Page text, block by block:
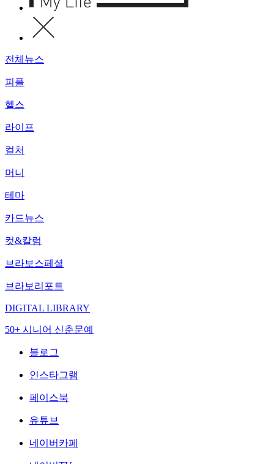
전체뉴스
피플
헬스
라이프
컬처
머니
테마
카드뉴스
컷&칼럼
브라보스페셜
브라보리포트
DIGITAL LIBRARY
50+ 시니어 신춘문예
블로그
인스타그램
페이스북
유튜브
네이버카페